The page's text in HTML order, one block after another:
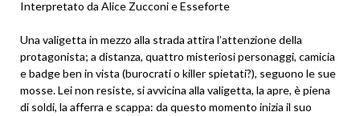
Interpretato da Alice Zucconi e Esseforte
Una valigetta in mezzo alla strada attira l’attenzione della
protagonista; a distanza, quattro misteriosi personaggi, camicia
e badge ben in vista (burocrati o killer spietati?), seguono le sue
mosse. Lei non resiste, si avvicina alla valigetta, la apre, è piena
di soldi, la afferra e scappa: da questo momento inizia il suo